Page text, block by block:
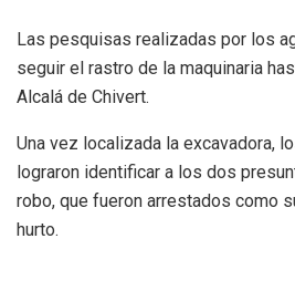
Las pesquisas realizadas por los
seguir el rastro de la maquinaria
Alcalá de Chivert.
Una vez localizada la excavadora,
lograron identificar a los dos
robo, que fueron arrestados como
hurto.